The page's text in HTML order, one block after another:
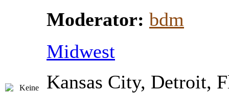
Moderator: bdm
Midwest
Kansas City, Detroit,